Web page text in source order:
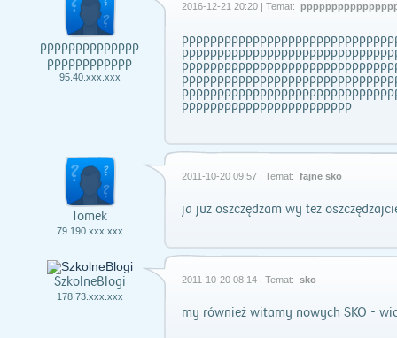
pppppppppppppp
pppppppppppp
95.40.xxx.xxx
2016-12-21 20:20 | Temat:
pppppppppppppppppppppppp
Tomek
79.190.xxx.xxx
2011-10-20 09:57 | Temat: fajne sko
ja już oszczędzam wy też
SzkolneBlogi
178.73.xxx.xxx
2011-10-20 08:14 | Temat: sko
my również witamy nowych SKO -